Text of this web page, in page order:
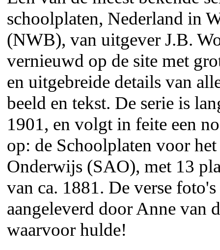
schoolplaten, Nederland in
(NWB), van uitgever J.B.
vernieuwd op de site met
en uitgebreide details van
beeld en tekst. De serie is
1901, en volgt in feite een
op: de Schoolplaten voor
Onderwijs (SAO), met 13
van ca. 1881. De verse
aangeleverd door Anne van
waarvoor hulde!